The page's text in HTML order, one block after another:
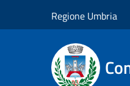
Regione Umbria